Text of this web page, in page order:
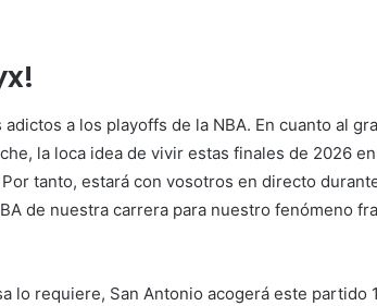
a los playoffs de la NBA. En cuanto al
la loca idea de vivir estas finales de 2026
Por tanto, estará con vosotros en directo
de nuestra carrera para nuestro fenómeno
lo requiere, San Antonio acogerá este partido